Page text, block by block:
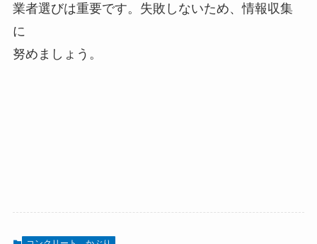
業者選びは重要です。失敗しないため、情報収集
に
努めましょう。